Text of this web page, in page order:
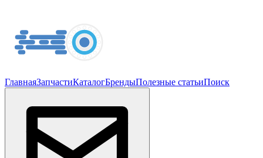
ГлавнаяЗапчастиКаталогБрендыПолезные статьиПоиск